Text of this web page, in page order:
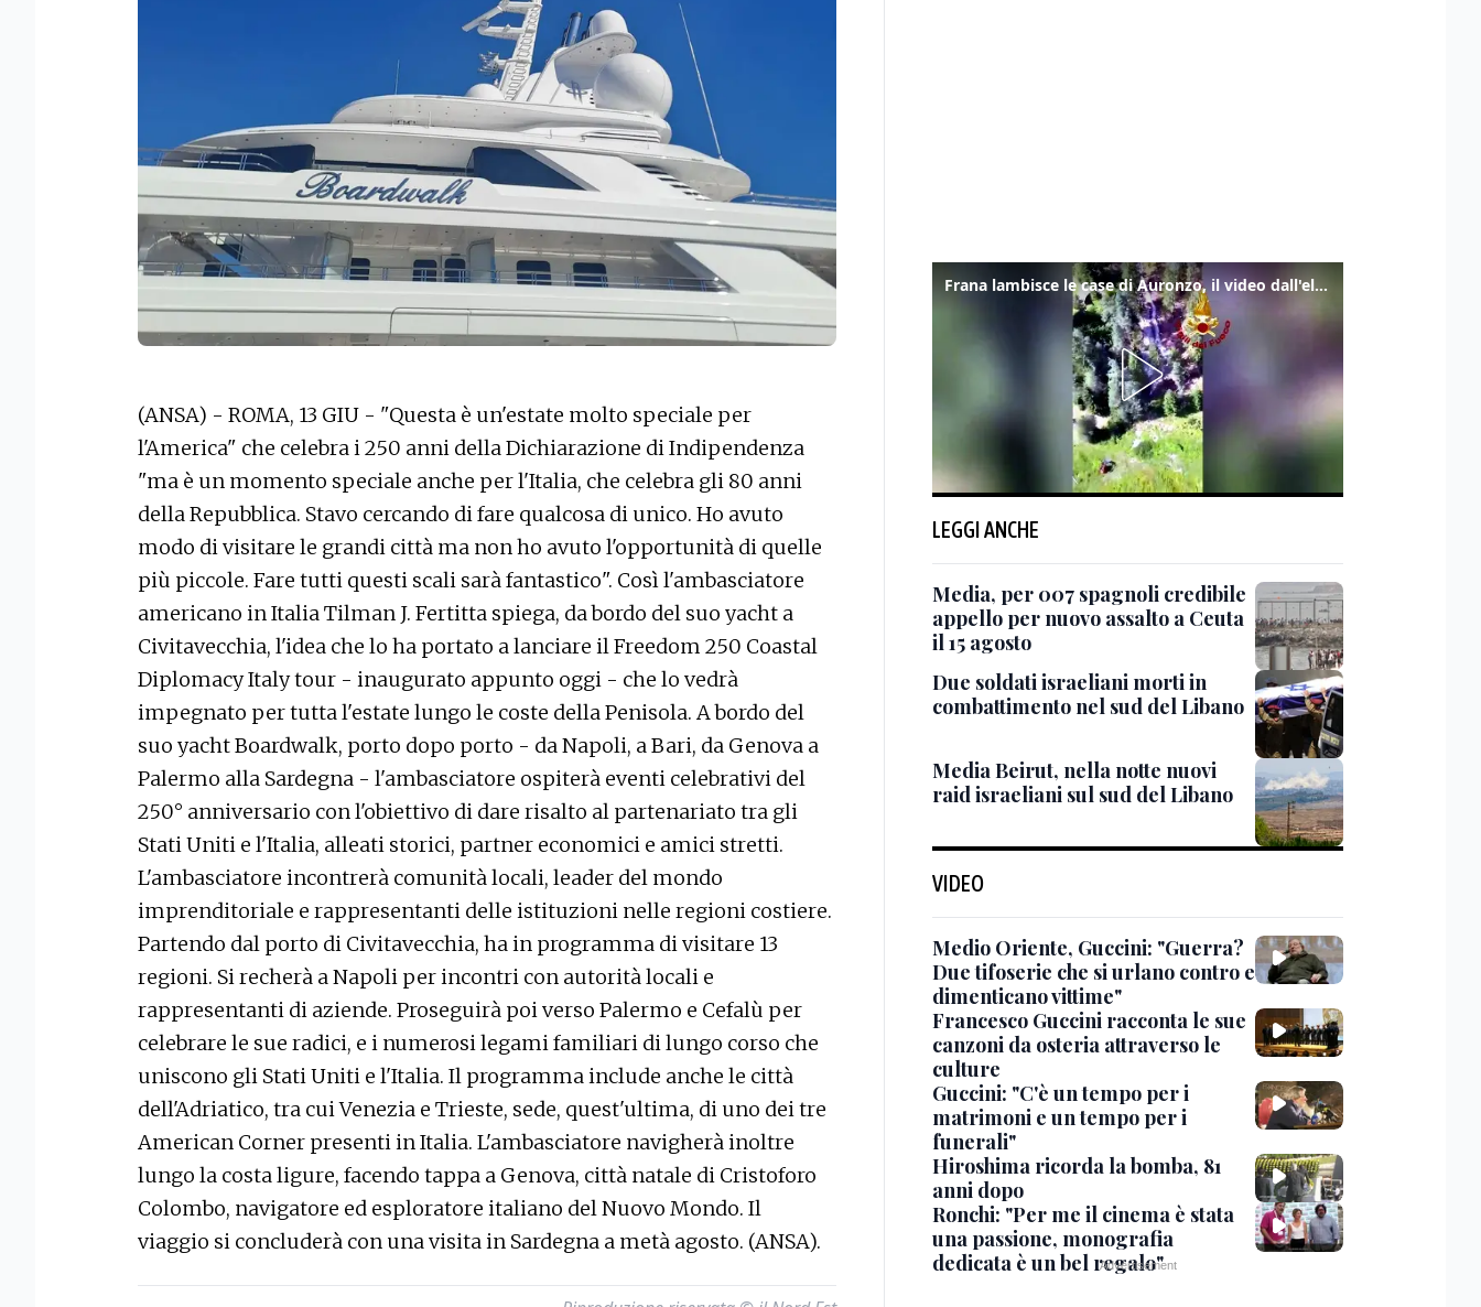
(ANSA) - ROMA, 13 GIU - "Questa è un'estate molto speciale per
l'America" che celebra i 250 anni della Dichiarazione di Indipendenza
"ma è un momento speciale anche per l'Italia, che celebra gli 80 anni
della Repubblica. Stavo cercando di fare qualcosa di unico. Ho avuto
modo di visitare le grandi città ma non ho avuto l'opportunità di quelle
più piccole. Fare tutti questi scali sarà fantastico". Così l'ambasciatore
americano in Italia Tilman J. Fertitta spiega, da bordo del suo yacht a
Civitavecchia, l'idea che lo ha portato a lanciare il Freedom 250 Coastal
Diplomacy Italy tour - inaugurato appunto oggi - che lo vedrà
impegnato per tutta l'estate lungo le coste della Penisola. A bordo del
suo yacht Boardwalk, porto dopo porto - da Napoli, a Bari, da Genova a
Palermo alla Sardegna - l'ambasciatore ospiterà eventi celebrativi del
250° anniversario con l'obiettivo di dare risalto al partenariato tra gli
Stati Uniti e l'Italia, alleati storici, partner economici e amici stretti.
L'ambasciatore incontrerà comunità locali, leader del mondo
imprenditoriale e rappresentanti delle istituzioni nelle regioni costiere.
Partendo dal porto di Civitavecchia, ha in programma di visitare 13
regioni. Si recherà a Napoli per incontri con autorità locali e
rappresentanti di aziende. Proseguirà poi verso Palermo e Cefalù per
celebrare le sue radici, e i numerosi legami familiari di lungo corso che
uniscono gli Stati Uniti e l'Italia. Il programma include anche le città
dell'Adriatico, tra cui Venezia e Trieste, sede, quest'ultima, di uno dei tre
American Corner presenti in Italia. L'ambasciatore navigherà inoltre
lungo la costa ligure, facendo tappa a Genova, città natale di Cristoforo
Colombo, navigatore ed esploratore italiano del Nuovo Mondo. Il
viaggio si concluderà con una visita in Sardegna a metà agosto. (ANSA).
Frana lambisce le case di Auronzo, il video dall'elicottero dei vigili del fuoco
LEGGI ANCHE
Media, per 007 spagnoli credibile
appello per nuovo assalto a Ceuta
il 15 agosto
Due soldati israeliani morti in
combattimento nel sud del Libano
Media Beirut, nella notte nuovi
raid israeliani sul sud del Libano
VIDEO
Medio Oriente, Guccini: "Guerra?
Due tifoserie che si urlano contro e
dimenticano vittime"
Francesco Guccini racconta le sue
canzoni da osteria attraverso le
culture
Guccini: "C'è un tempo per i
matrimoni e un tempo per i
funerali"
Hiroshima ricorda la bomba, 81
anni dopo
Ronchi: "Per me il cinema è stata
una passione, monografia
dedicata è un bel regalo"